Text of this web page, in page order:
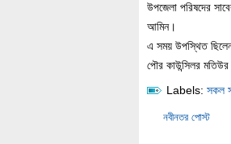
উপজেলা পরিষদের
আমিন।
এ সময় উপস্থিত ছিলেন
পৌর কাউন্সিলর মতিউর
Labels: সকল
নবীনতর পোস্ট